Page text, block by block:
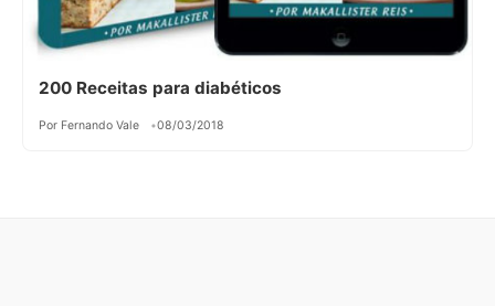
200 Receitas para diabéticos
Por Fernando Vale 08/03/2018